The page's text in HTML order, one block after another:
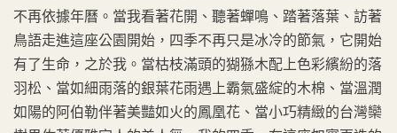
不再依據年曆。當我看著花開、聽著蟬鳴、踏著落葉、訪著
鳥語走進這座公園開始，四季不再只是冰冷的節氣，它開始
有了生命，之於我。當枯枝滿頭的猢猻木配上色彩繽紛的落
羽松、當如細雨落的銀葉花雨遇上霸氣盛綻的木棉、當溫潤
如陽的阿伯勒伴著美豔如火的鳳凰花、當小巧精緻的台灣欒